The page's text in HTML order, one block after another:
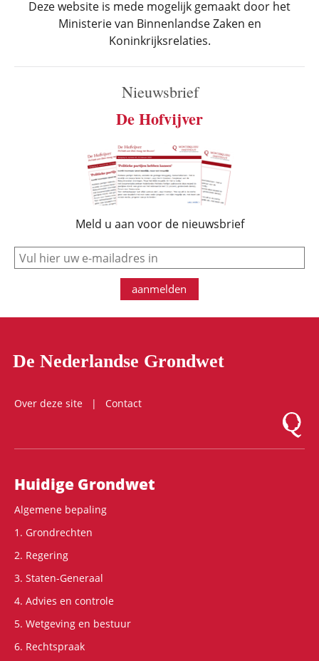
Deze website is mede mogelijk gemaakt door het
Ministerie van Binnenlandse Zaken en
Koninkrijksrelaties.
Nieuwsbrief
De Hofvijver
Meld u aan voor de nieuwsbrief
e-mail
aanmelden
De Nederlandse Grondwet
Over deze site
Contact
Logo
Hoofdnavigatie
Huidige Grondwet
Algemene bepaling
1. Grondrechten
2. Regering
3. Staten-Generaal
4. Advies en controle
5. Wetgeving en bestuur
6. Rechtspraak